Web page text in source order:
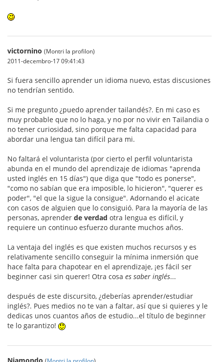
victornino (Montri la profilon)
2011-decembro-17 09:41:43
Si fuera sencillo aprender un idioma nuevo, estas discusiones
no tendrían sentido.
Si me pregunto ¿puedo aprender tailandés?. En mi caso es
muy probable que no lo haga, y no por no vivir en Tailandia o
no tener curiosidad, sino porque me falta capacidad para
abordar una lengua tan difícil para mi.
No faltará el voluntarista (por cierto el perfil voluntarista
abunda en el mundo del aprendizaje de idiomas "aprenda
usted inglés en 15 días") que diga que "todo es ponerse",
"como no sabían que era imposible, lo hicieron", "querer es
poder", "el que la sigue la consigue". Adornando el acicate
con casos de alguien que lo consiguió. Para la mayoría de las
personas, aprender de verdad otra lengua es difícil, y
requiere un continuo esfuerzo durante muchos años.
La ventaja del inglés es que existen muchos recursos y es
relativamente sencillo conseguir la mínima inmersión que
hace falta para chapotear en el aprendizaje, ¡es fácil ser
beginner casi sin querer! Otra cosa es saber inglés...
después de este discursito, ¿deberías aprender/estudiar
inglés?. Pues medios no te van a faltar, así que si quieres y le
dedicas unos cuantos años de estudio...el título de beginner
te lo garantizo!